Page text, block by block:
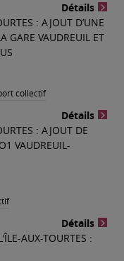
Détails
: AJOUT D’UNE
GARE VAUDREUIL ET
collectif
Détails
: AJOUT DE
VAUDREUIL-
Détails
AUX-TOURTES :